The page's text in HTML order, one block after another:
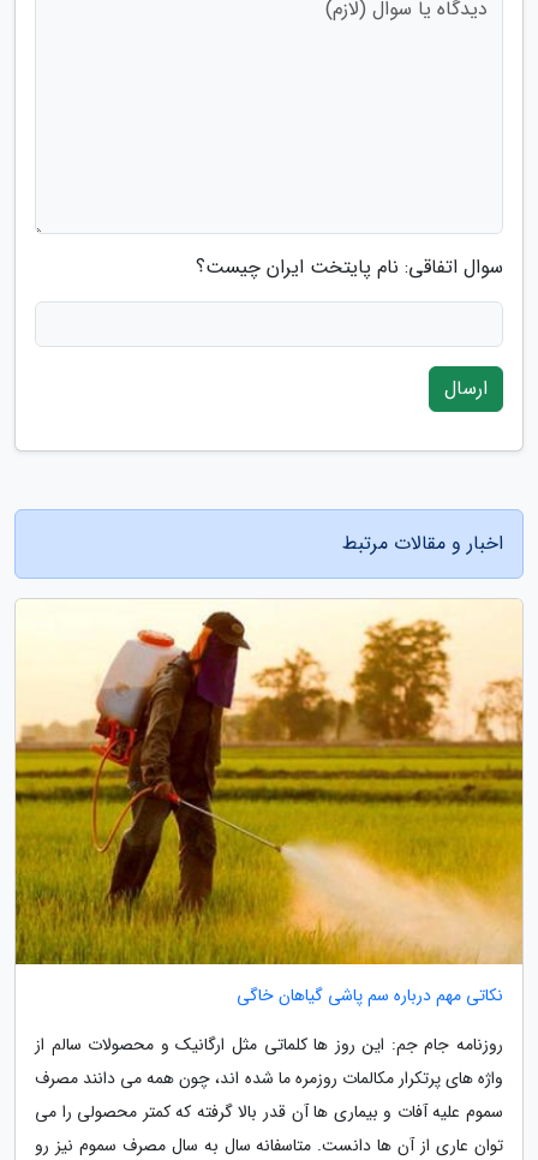
سوال اتفاقی: نام پایتخت ایران چیست؟
ارسال
اخبار و مقالات مرتبط
نکاتی مهم درباره سم پاشی گیاهان خاگی
روزنامه جام جم: این روز ها کلماتی مثل ارگانیک و محصولات سالم از
واژه های پرتکرار مکالمات روزمره ما شده اند، چون همه می دانند مصرف
سموم علیه آفات و بیماری ها آن قدر بالا گرفته که کمتر محصولی را می
توان عاری از آن ها دانست. متاسفانه سال به سال مصرف سموم نیز رو